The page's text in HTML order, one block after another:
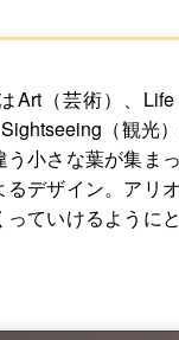
Art（芸術）、
（観光
小さな葉が集ま
デザイン。アリ
ていけるように